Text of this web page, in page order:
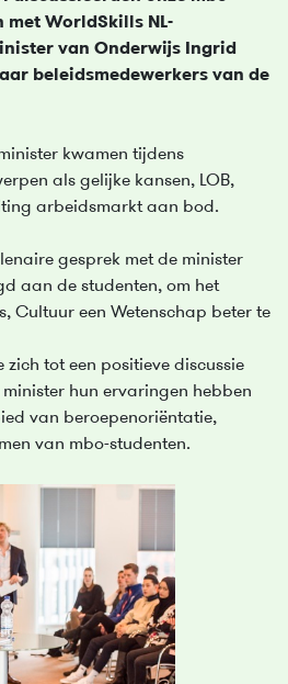
met WorldSkills NL-
van Onderwijs Ingrid
beleidsmedewerkers van de
kwamen tijdens
als gelijke kansen, LOB,
arbeidsmarkt aan bod.
gesprek met de minister
aan de studenten, om het
Cultuur een Wetenschap beter te
zich tot een positieve discussie
hun ervaringen hebben
van beroepenoriëntatie,
van mbo-studenten.